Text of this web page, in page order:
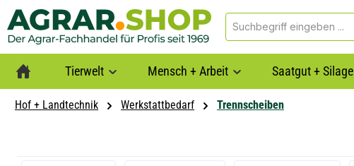
Zur Hauptnavigation springen
Tierwelt Mensch + Arbeit Saatgut + Silage
Hof + Landtechnik Werkstattbedarf Trennscheiben